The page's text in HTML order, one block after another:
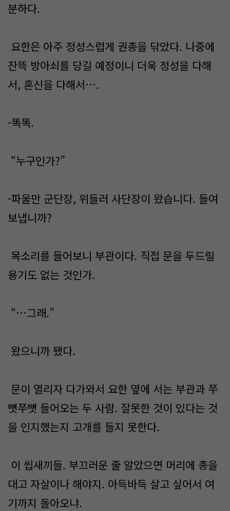
분하다.
요한은 아주 정성스럽게 권총을 닦았다. 나중에
잔뜩 방아쇠를 당길 예정이니 더욱 정성을 다해
서, 혼신을 다해서….
-똑똑.
“누구인가?”
-파울만 군단장, 위들러 사단장이 왔습니다. 들여
보냅니까?
목소리를 들어보니 부관이다. 직접 문을 두드릴
용기도 없는 것인가.
“…그래.”
왔으니까 됐다.
문이 열리자 다가와서 요한 옆에 서는 부관과 쭈
뼛쭈뼛 들어오는 두 사람. 잘못한 것이 있다는 것
을 인지했는지 고개를 들지 못한다.
이 씹새끼들. 부끄러운 줄 알았으면 머리에 총을
대고 자살이나 해야지. 아득바득 살고 싶어서 여
기까지 돌아오냐.